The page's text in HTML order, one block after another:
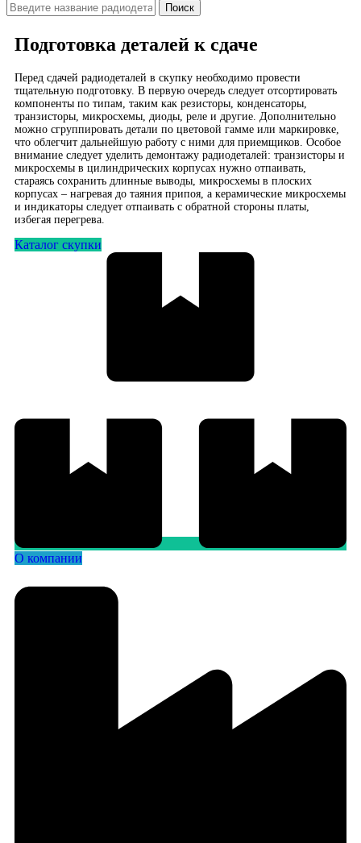
Поиск
Подготовка деталей к сдаче
Перед сдачей радиодеталей в скупку необходимо провести
тщательную подготовку. В первую очередь следует отсортировать
компоненты по типам, таким как резисторы, конденсаторы,
транзисторы, микросхемы, диоды, реле и другие. Дополнительно
можно сгруппировать детали по цветовой гамме или маркировке,
что облегчит дальнейшую работу с ними для приемщиков. Особое
внимание следует уделить демонтажу радиодеталей: транзисторы и
микросхемы в цилиндрических корпусах нужно отпаивать,
стараясь сохранить длинные выводы, микросхемы в плоских
корпусах – нагревая до таяния припоя, а керамические микросхемы
и индикаторы следует отпаивать с обратной стороны платы,
избегая перегрева.
Каталог скупки
О компании